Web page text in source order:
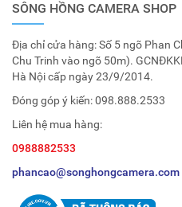
SÔNG HỒNG CAMERA SHOP
Địa chỉ cửa hàng: Số 5 ngõ Phan
Chu Trinh vào ngõ 50m).
Hà Nội cấp ngày 23/9/2014.
Đóng góp ý kiến:098.888.2533
Liên hệ mua hàng:
0988882533
phancao@songhongcamera.com